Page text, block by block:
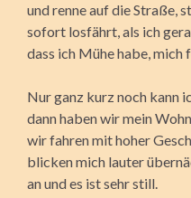
und renne auf die Straße,
sofort losfährt, als ich
dass ich Mühe habe, mich
Nur ganz kurz noch kann
dann haben wir mein
wir fahren mit hoher
blicken mich lauter
an und es ist sehr still.